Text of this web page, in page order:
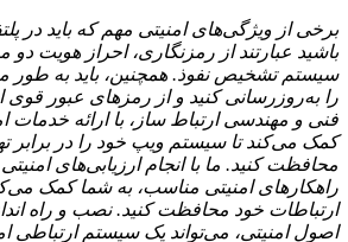
برخی از ویژگی‌های امنیتی مهم که باید در
باشید عبارتند از رمزنگاری، احراز هویت دو
سیستم تشخیص نفوذ. همچنین، باید به طور
را به‌روزرسانی کنید و از رمزهای عبور
فنی و مهندسی ارتباط ساز، با ارائه
کمک می‌کند تا سیستم ویپ خود را در برابر
محافظت کنید. ما با انجام ارزیابی‌های
راهکارهای امنیتی مناسب، به شما کمک
ارتباطات خود محافظت کنید. نصب و راه
اصول امنیتی، می‌تواند یک سیستم ارتباطی